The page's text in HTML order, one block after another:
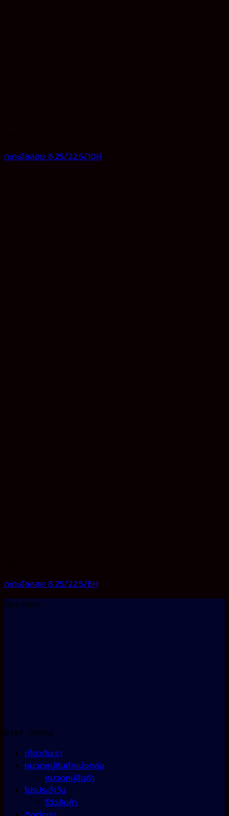
กะทะอัลลอย 8.25/22.5/10H
กะทะอัลลอย 8.25/22.5/8H
ติดตามเรา
B.M.P. Office
เกี่ยวกับเรา
หมวดหมู่สินค้าแบ่งกลุ่ม
หมวดหมู่สินค้า
โปรประจำวัน
รีวิวสินค้า